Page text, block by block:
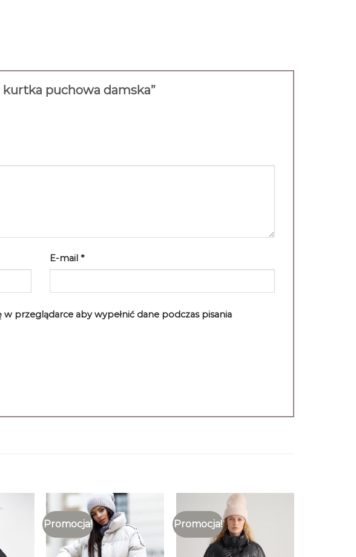
puchowa damska”
E-mail *
przeglądarce aby wypełnić dane podczas pisania
Promocja! Promocja!